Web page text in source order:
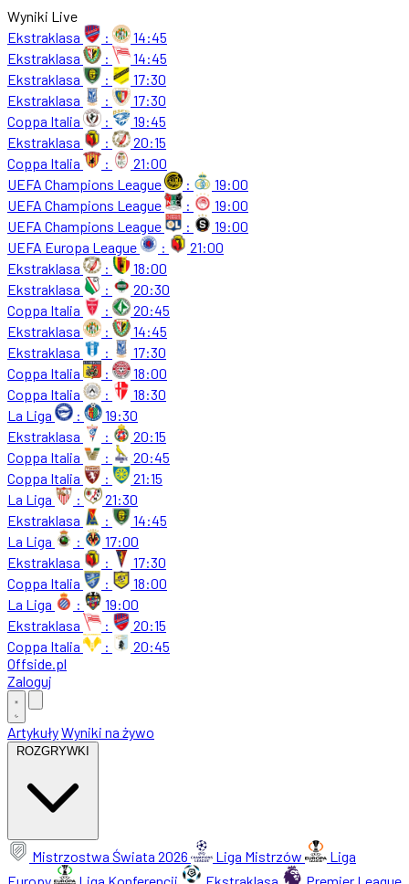
Wyniki Live
Ekstraklasa
:
14:45
Ekstraklasa
:
14:45
Ekstraklasa
:
17:30
Ekstraklasa
:
17:30
Coppa Italia
:
19:45
Ekstraklasa
:
20:15
Coppa Italia
:
21:00
UEFA Champions League
:
19:00
UEFA Champions League
:
19:00
UEFA Champions League
:
19:00
UEFA Europa League
:
21:00
Ekstraklasa
:
18:00
Ekstraklasa
:
20:30
Coppa Italia
:
20:45
Ekstraklasa
:
14:45
Ekstraklasa
:
17:30
Coppa Italia
:
18:00
Coppa Italia
:
18:30
La Liga
:
19:30
Ekstraklasa
:
20:15
Coppa Italia
:
20:45
Coppa Italia
:
21:15
La Liga
:
21:30
Ekstraklasa
:
14:45
La Liga
:
17:00
Ekstraklasa
:
17:30
Coppa Italia
:
18:00
La Liga
:
19:00
Ekstraklasa
:
20:15
Coppa Italia
:
20:45
Offside.pl
Zaloguj
ArtykułyWyniki na żywo
ROZGRYWKI
Mistrzostwa Świata 2026 Liga Mistrzów
Liga